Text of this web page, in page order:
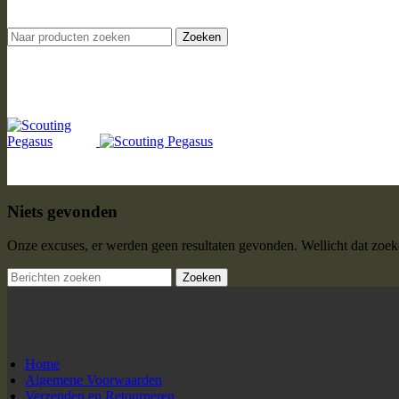
Zoeken
Niets gevonden
Onze excuses, er werden geen resultaten gevonden. Wellicht dat
Zoeken
Home
Algemene Voorwaarden